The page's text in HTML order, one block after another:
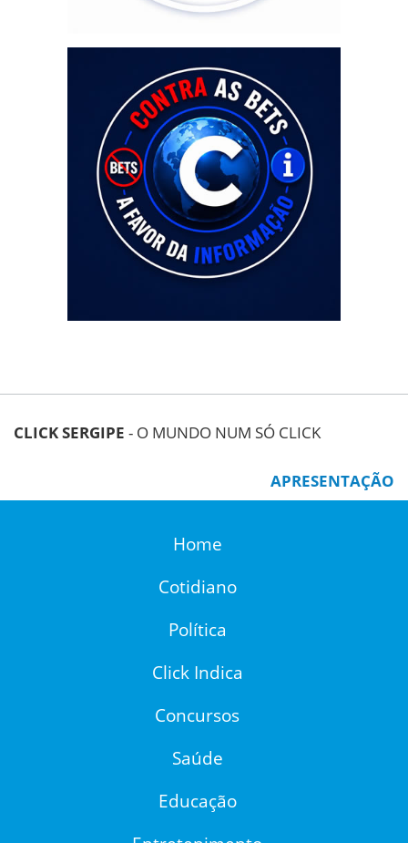
CLICK SERGIPE - O MUNDO NUM SÓ CLICK
APRESENTAÇÃO
Home
Cotidiano
Política
Click Indica
Concursos
Saúde
Educação